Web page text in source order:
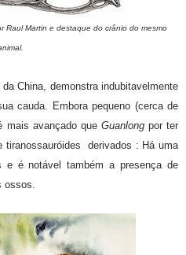
Raul Martin e destaque do crânio do mesmo
China, demonstra indubitavelmente
cauda. Embora pequeno (cerca de
mais avançado que Guanlong por ter
tiranossauróides derivados : Há uma
e é notável também a presença de
ossos.